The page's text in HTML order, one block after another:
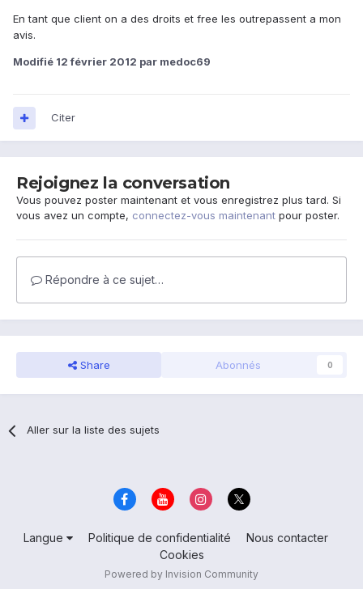
En tant que client on a des droits et free les outrepassent a mon
avis.
Modifié 12 février 2012 par medoc69
Citer
Rejoignez la conversation
Vous pouvez poster maintenant et vous enregistrez plus tard. Si
vous avez un compte, connectez-vous maintenant pour poster.
Répondre à ce sujet…
Share Abonnés 0
Aller sur la liste des sujets
Langue Politique de confidentialité
Nous contacter
Cookies
Powered by Invision Community